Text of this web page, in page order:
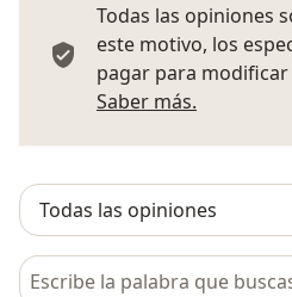
Todas las opiniones
este motivo, los
pagar para
Saber más.
Busca en opiniones